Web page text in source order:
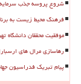
شروع پروسه جذب سرمایه گذار
فرهنگ محیط زیست به
موفقیت محققان دانشگاه
رهاسازی مرال های
پیام تبریک فدراسیون